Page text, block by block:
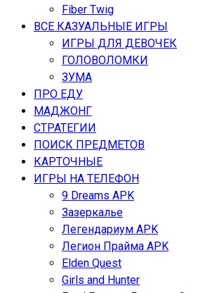
Fiber Twig
ВСЕ КАЗУАЛЬНЫЕ ИГРЫ
ИГРЫ ДЛЯ ДЕВОЧЕК
ГОЛОВОЛОМКИ
ЗУМА
ПРО ЕДУ
МАДЖОНГ
СТРАТЕГИИ
ПОИСК ПРЕДМЕТОВ
КАРТОЧНЫЕ
ИГРЫ НА ТЕЛЕФОН
9 Dreams APK
Зазеркалье
Легендариум APK
Легион Прайма APK
Elden Quest
Girls and Hunter